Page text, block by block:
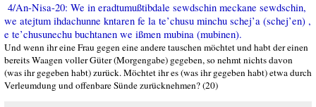
4/An-Nisa-20: We in eradtumußtibdale sewdschin meckane sewdschin,
we atejtum ihdachunne kntaren fe la te’chusu minchu schej’a (schej’en) ,
e te’chusunechu buchtanen we ißmen mubina (mubinen).
Und wenn ihr eine Frau gegen eine andere tauschen möchtet und habt der einen
bereits Waagen voller Güter (Morgengabe) gegeben, so nehmt nichts davon
(was ihr gegeben habt) zurück. Möchtet ihr es (was ihr gegeben habt) etwa durch
Verleumdung und offenbare Sünde zurücknehmen? (20)